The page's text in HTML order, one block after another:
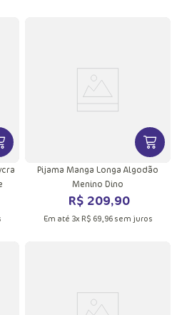
MAIS INFORMAÇÕES DOVER
Pijama Manga Longa Algodão
Menino Dino
R$ 209,90
Em até 3x R$ 69,96sem juros